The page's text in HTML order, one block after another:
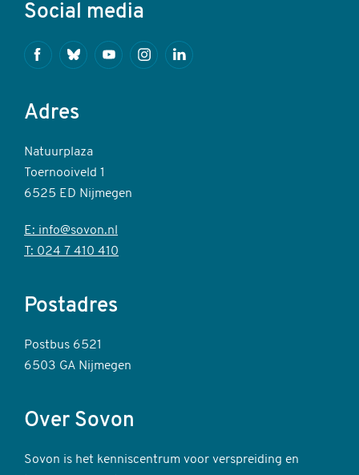
Social media
FacebookBlueskyYoutubeInstagramLinkedin
Adres
Natuurplaza
Toernooiveld 1
6525 ED Nijmegen
E: info@sovon.nl
T: 024 7 410 410
Postadres
Postbus 6521
6503 GA Nijmegen
Over Sovon
Sovon is het kenniscentrum voor verspreiding en